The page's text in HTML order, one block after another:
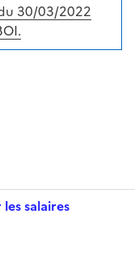
30/03/2022
pdf
salaires